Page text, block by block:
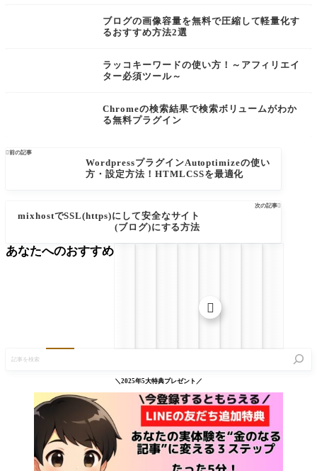
ブログの画像容量を無料で圧縮して軽量化す
るおすすめ方法2選
ラッコキーワードの使い方！～アフィリエイ
ター必須ツール～
Chromeの検索結果で検索ボリュームがわか
る無料プラグイン
前の記事
WordpressプラグインAutoptimizeの使い
方・設定方法！HTMLCSSを最適化
次の記事
mixhostでSSL(https)にして安全なサイト
(ブログ)にする方法
＼2025年5大特典プレゼント／
あなたへのおすすめ
